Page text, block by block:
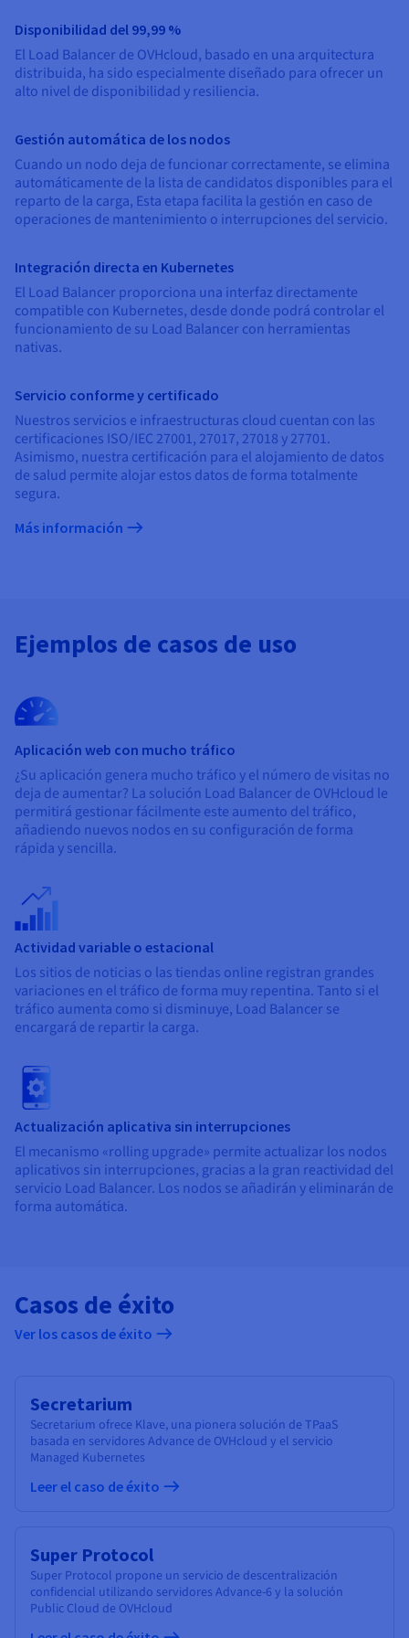
Disponibilidad por regiones
Documentación
Roadmap & Changelog
Observabilidad
Roadmap y Changelog
Roadmap & Changelog
Roadmap & Changelog
Disponibilidad del 99,99 %
El Load Balancer de OVHcloud, basado en una arquitectura
distribuida, ha sido especialmente diseñado para ofrecer un
alto nivel de disponibilidad y resiliencia.
Gestión automática de los nodos
Cuando un nodo deja de funcionar correctamente, se elimina
automáticamente de la lista de candidatos disponibles para el
reparto de la carga, Esta etapa facilita la gestión en caso de
operaciones de mantenimiento o interrupciones del servicio.
Integración directa en Kubernetes
El Load Balancer proporciona una interfaz directamente
compatible con Kubernetes, desde donde podrá controlar el
funcionamiento de su Load Balancer con herramientas
nativas.
Servicio conforme y certificado
Nuestros servicios e infraestructuras cloud cuentan con las
certificaciones ISO/IEC 27001, 27017, 27018 y 27701.
Asimismo, nuestra certificación para el alojamiento de datos
de salud permite alojar estos datos de forma totalmente
segura.
Más información
Ejemplos de casos de uso
Aplicación web con mucho tráfico
¿Su aplicación genera mucho tráfico y el número de visitas no
deja de aumentar? La solución Load Balancer de OVHcloud le
permitirá gestionar fácilmente este aumento del tráfico,
añadiendo nuevos nodos en su configuración de forma
rápida y sencilla.
Actividad variable o estacional
Los sitios de noticias o las tiendas online registran grandes
variaciones en el tráfico de forma muy repentina. Tanto si el
tráfico aumenta como si disminuye, Load Balancer se
encargará de repartir la carga.
Actualización aplicativa sin interrupciones
El mecanismo «rolling upgrade» permite actualizar los nodos
aplicativos sin interrupciones, gracias a la gran reactividad del
servicio Load Balancer. Los nodos se añadirán y eliminarán de
forma automática.
Casos de éxito
Ver los casos de éxito
Secretarium
Secretarium ofrece Klave, una pionera solución de TPaaS
basada en servidores Advance de OVHcloud y el servicio
Managed Kubernetes
Leer el caso de éxito
Super Protocol
Super Protocol propone un servicio de descentralización
confidencial utilizando servidores Advance-6 y la solución
Public Cloud de OVHcloud